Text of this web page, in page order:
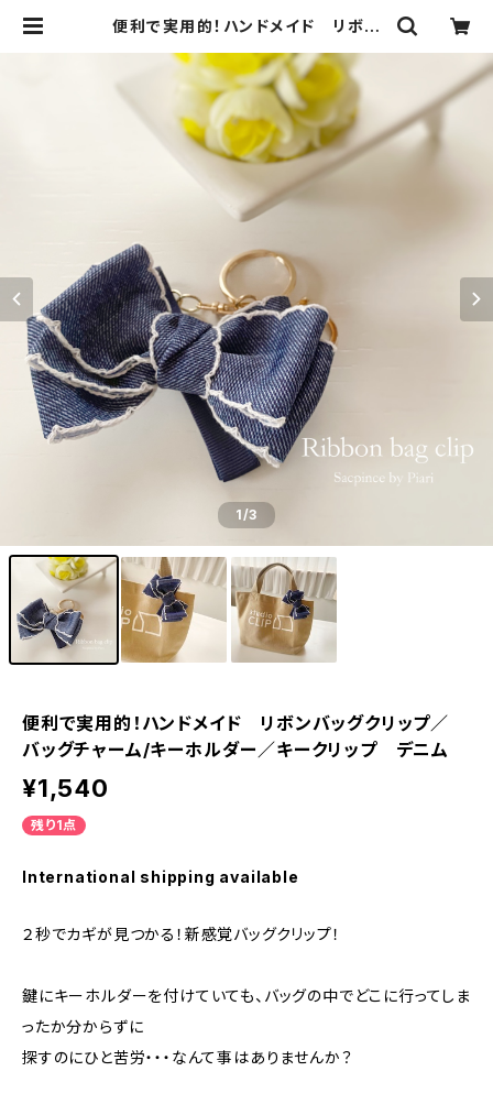
便利で実用的！ハンドメイド リボン
ーホルダー／キークリップ デニム |
ハンドメイドアクセサリー ピアス リボ
ン雑貨 Piariピアリ
1/3
便利で実用的！ハンドメイド リボンバッグクリップ／
バッグチャーム/キーホルダー／キークリップ デニム
¥1,540
残り1点
International shipping available
２秒でカギが見つかる！新感覚バッグクリップ！
鍵にキーホルダーを付けていても、バッグの中でどこに行ってしま
ったか分からずに
探すのにひと苦労・・・なんて事はありませんか？